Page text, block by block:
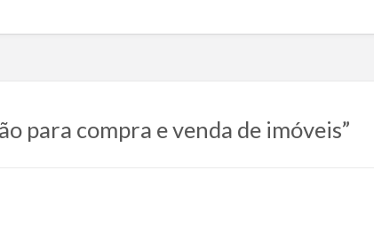
para compra e venda de imóveis”